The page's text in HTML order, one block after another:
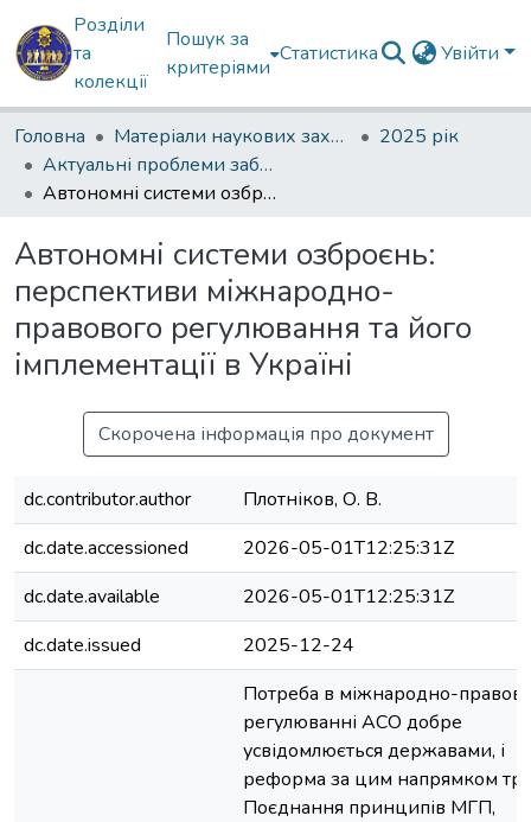
Розділи
та
колекції
Пошук за
критеріями
Статистика Увійти
Головна Матеріали наукових заходів
2025 рік
Актуальні проблеми забезпечення державної безпеки
Автономні системи озброєнь: перспективи міжнародно-правового регулювання та його імплементації в Україні
Автономні системи озброєнь:
перспективи міжнародно-
правового регулювання та його
імплементації в Україні
Скорочена інформація про документ
dc.contributor.author
Плотніков, О. В.
dc.date.accessioned
2026-05-01T12:25:31Z
dc.date.available
2026-05-01T12:25:31Z
dc.date.issued
2025-12-24
Потреба в міжнародно-
регулюванні АСО добре
усвідомлюється державами, і
реформа за цим напрямком
Поєднання принципів МГП,